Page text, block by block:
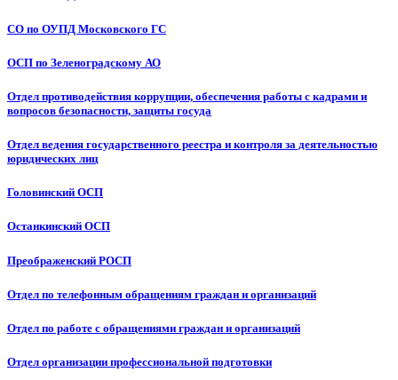
СО по ОУПД Московского ГС
ОСП по Зеленоградскому АО
Отдел противодействия коррупции, обеспечения работы с кадрами и
вопросов безопасности, защиты госуда
Отдел ведения государственного реестра и контроля за деятельностью
юридических лиц
Головинский ОСП
Останкинский ОСП
Преображенский РОСП
Отдел по телефонным обращениям граждан и организаций
Отдел по работе с обращениями граждан и организаций
Отдел организации профессиональной подготовки